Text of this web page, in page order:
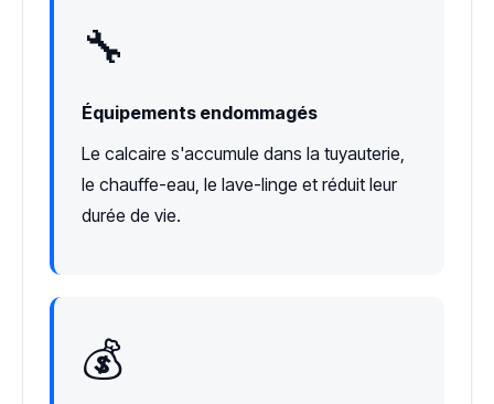
🔧
Équipements endommagés
Le calcaire s'accumule dans la tuyauterie,
le chauffe-eau, le lave-linge et réduit leur
durée de vie.
💰